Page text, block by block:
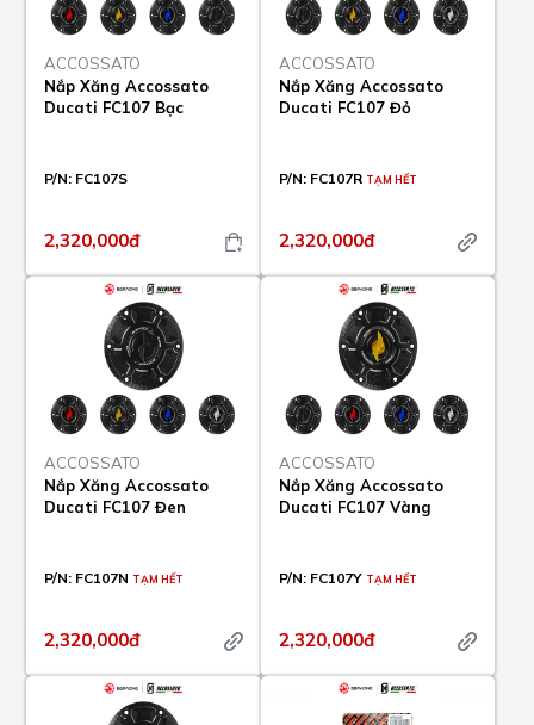
ACCOSSATO
Nắp Xăng Accossato
Ducati FC107 Bạc
P/N: FC107S
2,320,000đ
ACCOSSATO
Nắp Xăng Accossato
Ducati FC107 Đỏ
P/N: FC107R TẠM HẾT
2,320,000đ
ACCOSSATO
Nắp Xăng Accossato
Ducati FC107 Đen
P/N: FC107N TẠM HẾT
2,320,000đ
ACCOSSATO
Nắp Xăng Accossato
Ducati FC107 Vàng
P/N: FC107Y TẠM HẾT
2,320,000đ